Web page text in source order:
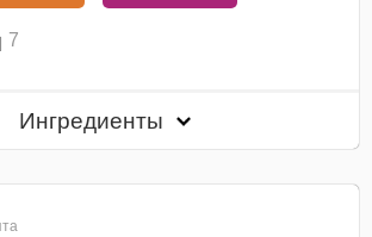
7
Ингредиенты